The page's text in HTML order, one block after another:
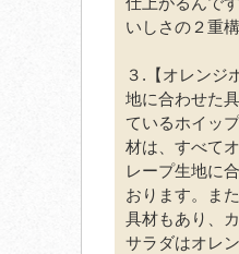
いしさの２重
３.【オレンジ
地に合わせた
ているホイッ
材は、すべて
レープ生地に
おります。ま
具材もあり、
サラダはオレ